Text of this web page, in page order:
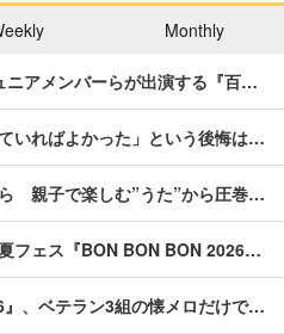
Monthly
ニアメンバーらが出演する『百…
いればよかった」という後悔は…
親子で楽しむ”うた”から圧巻…
フェス『BON BON BON 2026…
』、ベテラン3組の懐メロだけで…